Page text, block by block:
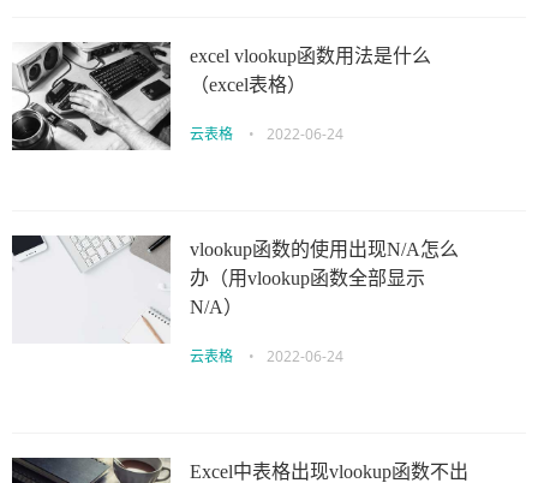
excel vlookup函数用法是什么
（excel表格）
云表格 • 2022-06-24
vlookup函数的使用出现N/A怎么
办（用vlookup函数全部显示
N/A）
云表格 • 2022-06-24
Excel中表格出现vlookup函数不出